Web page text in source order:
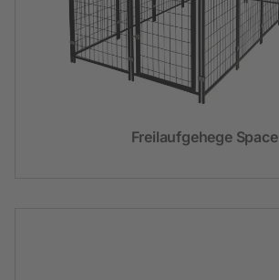
Freilaufgehege Space